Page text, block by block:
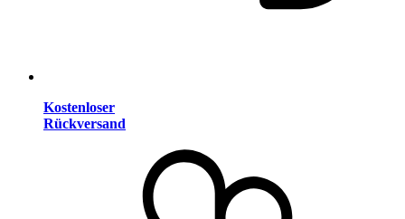
Kostenloser
Rückversand